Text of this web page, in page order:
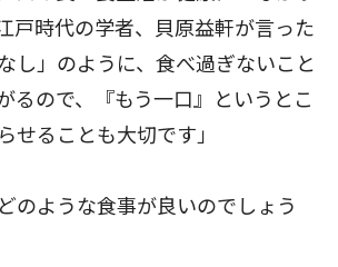
戸時代の学者、貝原益軒が言った
し」のように、食べ過ぎないこと
るので、『もう一口』というとこ
せることも大切です」
ような食事が良いのでしょう